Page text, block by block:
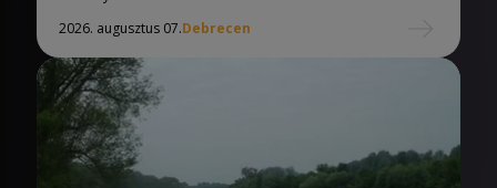
2026. augusztus 07.Debrecen